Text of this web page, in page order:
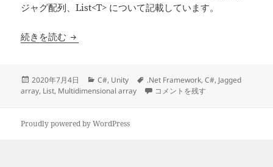
ジャグ配列、List<T> について記載しています。
続きを読む 【.Net C#】多次元配列、ジャグ配列、List<T>
投
稿
2020年7月4日
カ
テ
ー
C#, Unity
タ
グ
.Net Framework,C#, Jagged
array, List, Multidimensional array 【.Net C#】多次元配列、ジャグ配
コメントを残す
Proudly powered by WordPress